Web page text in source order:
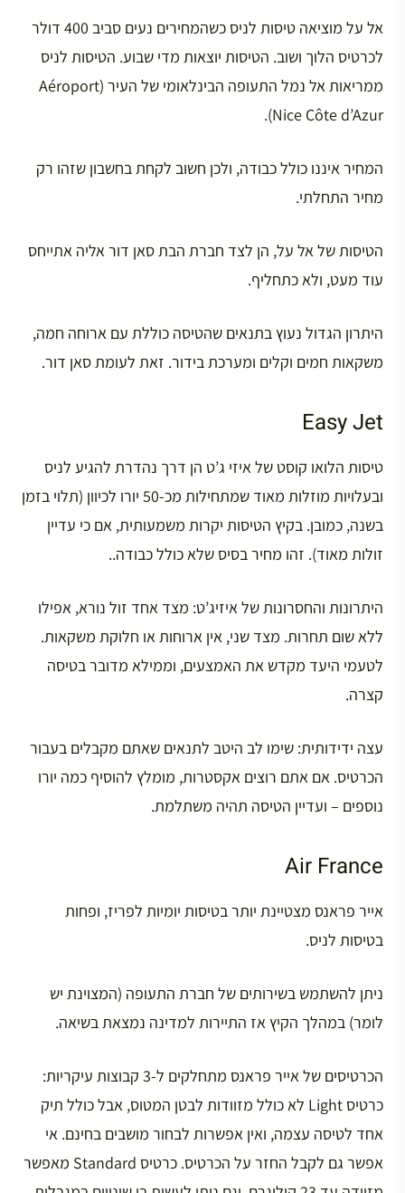
אל על מוציאה טיסות לניס כשהמחירים נעים סביב 400 דולר
לכרטיס הלוך ושוב. הטיסות יוצאות מדי שבוע. הטיסות לניס
ממריאות אל נמל התעופה הבינלאומי של העיר (Aéroport
Nice Côte d’Azur).
המחיר איננו כולל כבודה, ולכן חשוב לקחת בחשבון שזהו רק
מחיר התחלתי.
הטיסות של אל על, הן לצד חברת הבת סאן דור אליה אתייחס
עוד מעט, ולא כתחליף.
היתרון הגדול נעוץ בתנאים שהטיסה כוללת עם ארוחה חמה,
משקאות חמים וקלים ומערכת בידור. זאת לעומת סאן דור.
Easy Jet
טיסות הלואו קוסט של איזי ג’ט הן דרך נהדרת להגיע לניס
ובעלויות מוזלות מאוד שמתחילות מכ-50 יורו לכיוון (תלוי בזמן
בשנה, כמובן. בקיץ הטיסות יקרות משמעותית, אם כי עדיין
זולות מאוד). זהו מחיר בסיס שלא כולל כבודה..
היתרונות והחסרונות של איזיג’ט: מצד אחד זול נורא, אפילו
ללא שום תחרות. מצד שני, אין ארוחות או חלוקת משקאות.
לטעמי היעד מקדש את האמצעים, וממילא מדובר בטיסה
קצרה.
עצה ידידותית: שימו לב היטב לתנאים שאתם מקבלים בעבור
הכרטיס. אם אתם רוצים אקסטרות, מומלץ להוסיף כמה יורו
נוספים – ועדיין הטיסה תהיה משתלמת.
Air France
אייר פראנס מצטיינת יותר בטיסות יומיות לפריז, ופחות
בטיסות לניס.
ניתן להשתמש בשירותים של חברת התעופה (המצוינת יש
לומר) במהלך הקיץ אז התיירות למדינה נמצאת בשיאה.
הכרטיסים של אייר פראנס מתחלקים ל-3 קבוצות עיקריות:
כרטיס Light לא כולל מזוודות לבטן המטוס, אבל כולל תיק
אחד לטיסה עצמה, ואין אפשרות לבחור מושבים בחינם. אי
אפשר גם לקבל החזר על הכרטיס. כרטיס Standard מאפשר